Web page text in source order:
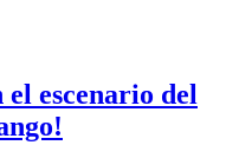
escenario del